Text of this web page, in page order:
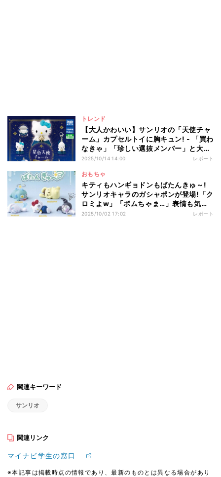
トレンド
【大人かわいい】サンリオの「天使チャ
ーム」カプセルトイに胸キュン! - 「買わ
なきゃ」「珍しい選抜メンバー」と大反
響
2025/10/14 14:00 レポート
おもちゃ
キティもハンギョドンもばたんきゅ～!
サンリオキャラのガシャポンが登場!「ク
ロミよw」「ポムちゃま…」表情も気に
なる!?
2025/10/02 17:02 レポート
関連キーワード
サンリオ
関連リンク
マイナビ学生の窓口
※本記事は掲載時点の情報であり、最新のものとは異なる場合があり